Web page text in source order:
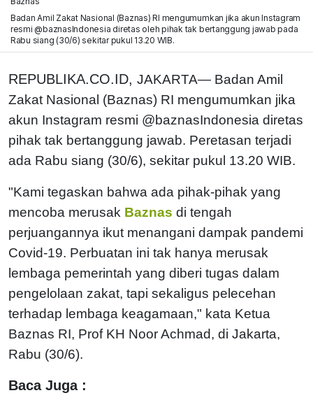
Badan Amil Zakat Nasional (Baznas) RI mengumumkan jika akun Instagram
resmi @baznasIndonesia diretas oleh pihak tak bertanggung jawab pada
Rabu siang (30/6) sekitar pukul 13.20 WIB.
REPUBLIKA.CO.ID, JAKARTA— Badan Amil
Zakat Nasional (Baznas) RI mengumumkan jika
akun Instagram resmi @baznasIndonesia diretas
pihak tak bertanggung jawab. Peretasan terjadi
ada Rabu siang (30/6), sekitar pukul 13.20 WIB.
"Kami tegaskan bahwa ada pihak-pihak yang
mencoba merusak Baznas di tengah
perjuangannya ikut menangani dampak pandemi
Covid-19. Perbuatan ini tak hanya merusak
lembaga pemerintah yang diberi tugas dalam
pengelolaan zakat, tapi sekaligus pelecehan
terhadap lembaga keagamaan," kata Ketua
Baznas RI, Prof KH Noor Achmad, di Jakarta,
Rabu (30/6).
Baca Juga :